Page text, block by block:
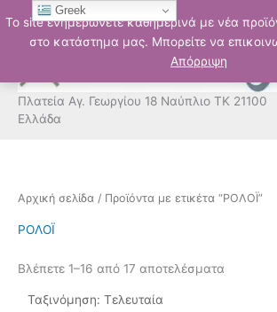
Το site ενημερώνετε καθημερινά με νέα
στο κατάστημα μας. Μπορείτε να
Απόρριψη
Μετάβαση
στο
περιεχόμενο
Πλατεία Αγ. Γεωργίου 18 Ναύπλιο ΤΚ 21100
Ελλάδα
Αρχική σελίδα / Προϊόντα με ετικέτα “ΡΟΛΟΪ”
ΡΟΛΟΪ
Βλέπετε 1–16 από 17 αποτελέσματα
Sorted
by
Greek